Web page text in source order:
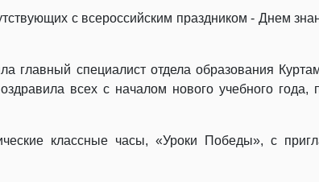
с всероссийским праздником - Днем
главный специалист отдела образования
всех с началом нового учебного года,
классные часы, «Уроки Победы», с